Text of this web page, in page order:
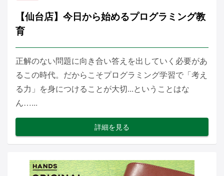
【仙台店】今日から始めるプログラミング教
育
正解のない問題に向き合い答えを出していく必要があ
るこの時代。だからこそプログラミング学習で「考え
る力」を身につけることが大切...ということはな
ん…...
詳細を見る